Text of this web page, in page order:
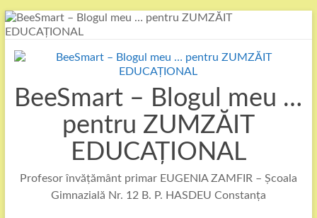
Skip
to
BeeSmart – Blogul meu …
pentru ZUMZĂIT
EDUCAȚIONAL
Profesor învățământ primar EUGENIA ZAMFIR – Școala
Gimnazială Nr. 12 B. P. HASDEU Constanța